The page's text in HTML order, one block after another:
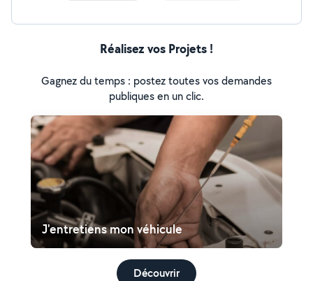
Réalisez vos Projets !
Gagnez du temps : postez toutes vos demandes
publiques en un clic.
J'entretiens mon véhicule
Découvrir